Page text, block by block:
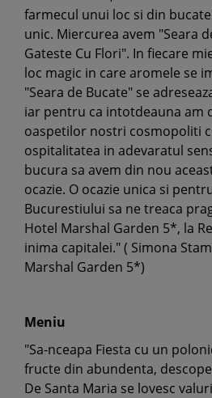
farmecul unui loc si din
unic. Miercurea avem "Seara
Gateste Cu Flori". In fiecare
loc magic in care aromele se
"Seara de Bucate" se
iar pentru ca intotdeauna am
oaspetilor nostri cosmopoliti
ospitalitatea in adevaratul
bucura sa avem din nou
ocazie. O ocazie unica si
Bucurestiului sa ne treaca
Hotel Marshal Garden 5*, la
inima capitalei." ( Simona
Marshal Garden 5*)
Meniu
"Sa-nceapa Fiesta cu un
fructe din abundenta,
De Santa Maria se lovesc